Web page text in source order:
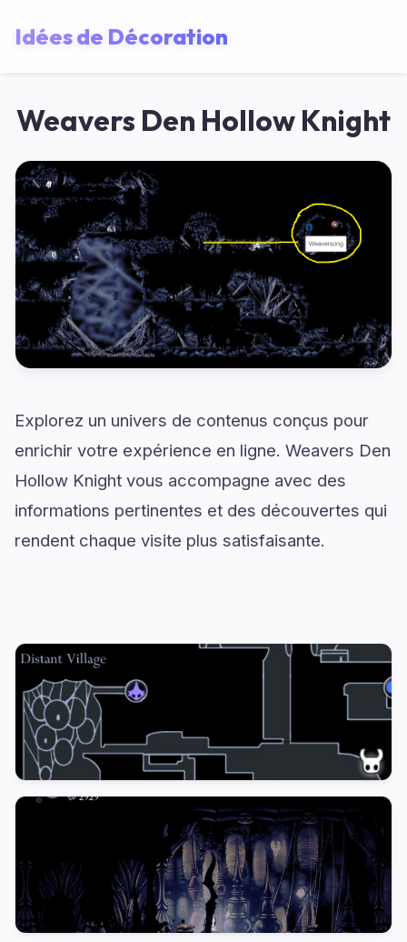
Idées de Décoration
Weavers Den Hollow Knight
Explorez un univers de contenus conçus pour
enrichir votre expérience en ligne. Weavers Den
Hollow Knight vous accompagne avec des
informations pertinentes et des découvertes qui
rendent chaque visite plus satisfaisante.